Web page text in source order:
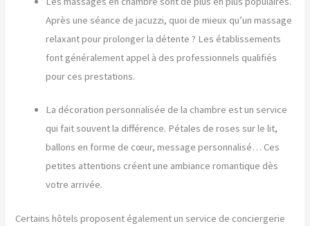
Après une séance de jacuzzi, quoi de mieux qu’un massage
relaxant pour prolonger la détente ? Les établissements
font généralement appel à des professionnels qualifiés
pour ces prestations.
La décoration personnalisée de la chambre est un service
qui fait souvent la différence. Pétales de roses sur le lit,
ballons en forme de cœur, message personnalisé… Ces
petites attentions créent une ambiance romantique dès
votre arrivée.
Certains hôtels proposent également un service de conciergerie